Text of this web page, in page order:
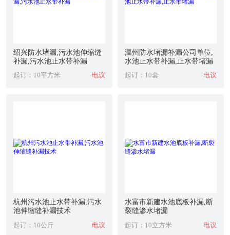
绍兴防水堵漏,污水池伸缩缝
补漏,污水池止水带补漏
起订：10平方米 电议
温州防水堵漏补漏公司单位,
水池止水带补漏,止水带堵漏
起订：10套 电议
杭州污水池止水带补漏,污水
池伸缩缝补漏技术
起订：10公斤 电议
水富市新建水池底板补漏,断
裂缝渗水堵漏
起订：10立方米 电议